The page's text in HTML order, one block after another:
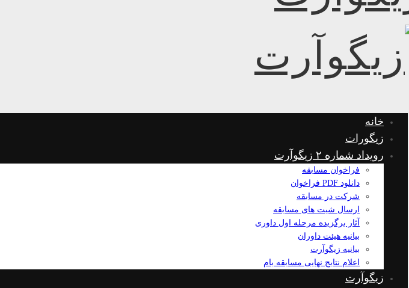
خانه
زیگورات
رویداد شماره ۲ زیگوآرت
فراخوان مسابقه
دانلود PDF فراخوان
شرکت در مسابقه
ارسال شیت های مسابقه
آثار برگزیده مرحله اول داوری
بیانیه هیئت داوران
بیانیه زیگوآرت
اعلام نتایج نهایی مسابقه بام
زیگوآرت